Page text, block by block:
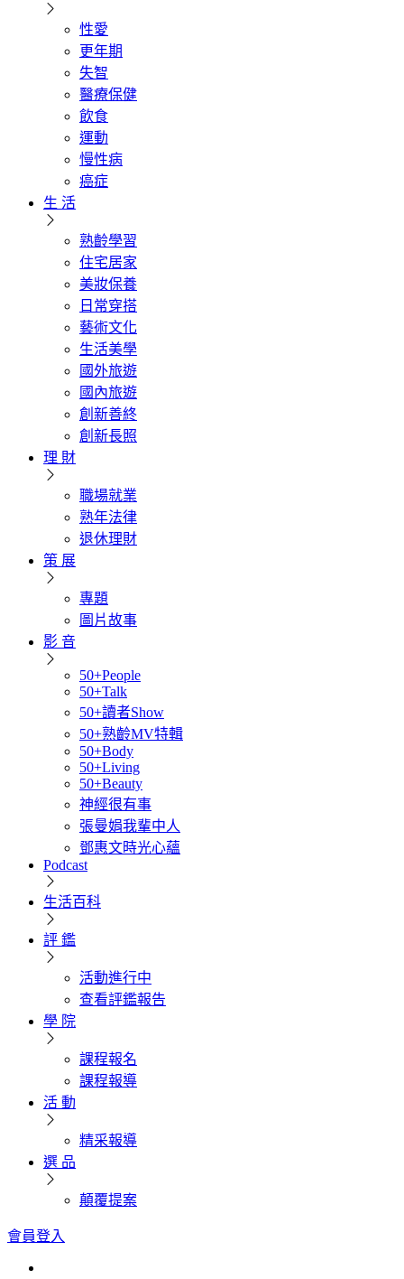
性愛
更年期
失智
醫療保健
飲食
運動
慢性病
癌症
生 活
熟齡學習
住宅居家
美妝保養
日常穿搭
藝術文化
生活美學
國外旅遊
國內旅遊
創新善終
創新長照
理 財
職場就業
熟年法律
退休理財
策 展
專題
圖片故事
影 音
50+People
50+Talk
50+讀者Show
50+熟齡MV特輯
50+Body
50+Living
50+Beauty
神經很有事
張曼娟我輩中人
鄧惠文時光心蘊
Podcast
生活百科
評 鑑
活動進行中
查看評鑑報告
學 院
課程報名
課程報導
活 動
精采報導
選 品
顛覆提案
會員登入